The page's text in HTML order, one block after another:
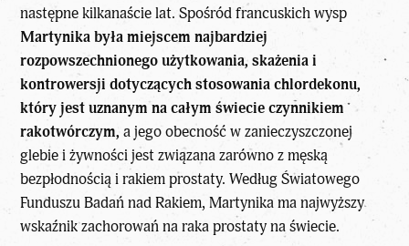
następne kilkanaście lat. Spośród francuskich wysp
Martynika była miejscem najbardziej
rozpowszechnionego użytkowania, skażenia i
kontrowersji dotyczących stosowania chlordekonu,
który jest uznanym na całym świecie czynnikiem
rakotwórczym, a jego obecność w zanieczyszczonej
glebie i żywności jest związana zarówno z męską
bezpłodnością i rakiem prostaty. Według Światowego
Funduszu Badań nad Rakiem, Martynika ma najwyższy
wskaźnik zachorowań na raka prostaty na świecie.